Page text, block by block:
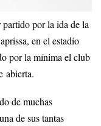
por la ida de la
en el estadio
por la mínima el club
abierta.
de muchas
de sus tantas